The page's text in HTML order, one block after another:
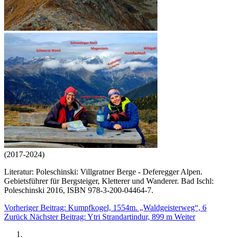
(2017-2024)
Literatur: Poleschinski: Villgratner Berge - Deferegger Alpen.
Gebietsführer für Bergsteiger, Kletterer und Wanderer. Bad Ischl:
Poleschinski 2016, ISBN 978-3-200-04464-7.
Vorheriger Beitrag: Kumpfkogel, 1554m. „Waldgeisterweg“, 6
Zurück Nächster Beitrag: Ytri Strandartindur, 899 m Weiter